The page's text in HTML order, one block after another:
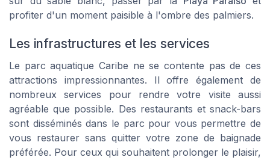
profiter d'un moment paisible à l'ombre des palmiers.
Les infrastructures et les services
Le parc aquatique Caribe ne se contente pas de ces
attractions impressionnantes. Il offre également de
nombreux services pour rendre votre visite aussi
agréable que possible. Des restaurants et snack-bars
sont disséminés dans le parc pour vous permettre de
vous restaurer sans quitter votre zone de baignade
préférée. Pour ceux qui souhaitent prolonger le plaisir,